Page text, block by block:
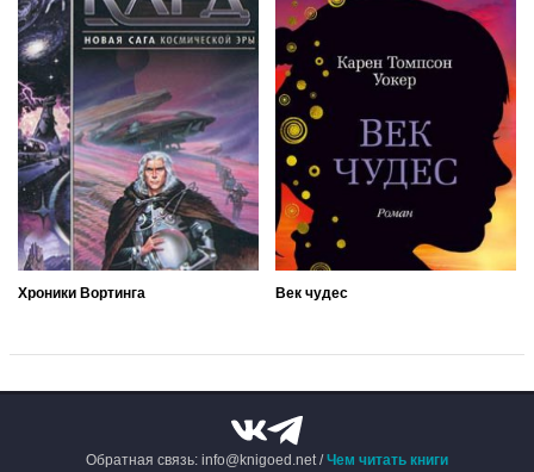
Хроники Вортинга Век чудес
Обратная связь: info@knigoed.net /Чем читать книги